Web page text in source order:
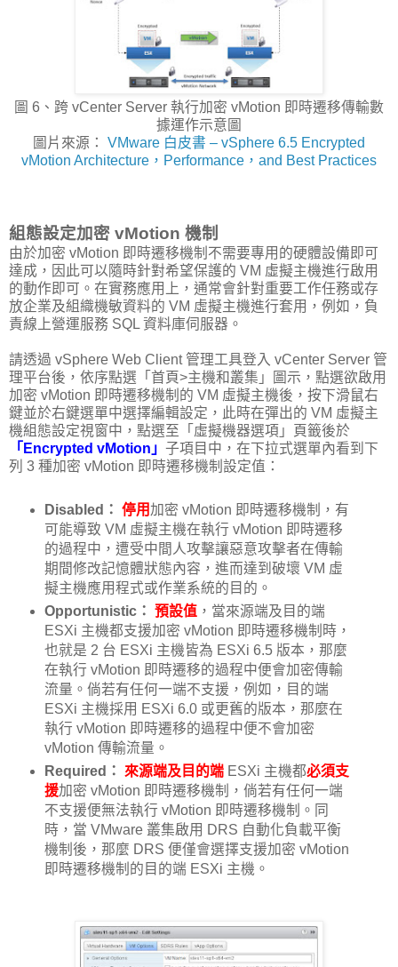
圖 6、跨 vCenter Server 執行加密 vMotion 即時遷移傳輸數
據運作示意圖
圖片來源： VMware 白皮書 – vSphere 6.5 Encrypted
vMotion Architecture，Performance，and Best Practices
組態設定加密 vMotion 機制
由於加密 vMotion 即時遷移機制不需要專用的硬體設備即可
達成，因此可以隨時針對希望保護的 VM 虛擬主機進行啟用
的動作即可。在實務應用上，通常會針對重要工作任務或存
放企業及組織機敏資料的 VM 虛擬主機進行套用，例如，負
責線上營運服務 SQL 資料庫伺服器。
請透過 vSphere Web Client 管理工具登入 vCenter Server 管
理平台後，依序點選「首頁>主機和叢集」圖示，點選欲啟用
加密 vMotion 即時遷移機制的 VM 虛擬主機後，按下滑鼠右
鍵並於右鍵選單中選擇編輯設定，此時在彈出的 VM 虛擬主
機組態設定視窗中，點選至「虛擬機器選項」頁籤後於
「Encrypted vMotion」 子項目中，在下拉式選單內看到下
列 3 種加密 vMotion 即時遷移機制設定值：
Disabled： 停用加密 vMotion 即時遷移機制，有
可能導致 VM 虛擬主機在執行 vMotion 即時遷移
的過程中，遭受中間人攻擊讓惡意攻擊者在傳輸
期間修改記憶體狀態內容，進而達到破壞 VM 虛
擬主機應用程式或作業系統的目的。
Opportunistic： 預設值，當來源端及目的端
ESXi 主機都支援加密 vMotion 即時遷移機制時，
也就是 2 台 ESXi 主機皆為 ESXi 6.5 版本，那麼
在執行 vMotion 即時遷移的過程中便會加密傳輸
流量。倘若有任何一端不支援，例如，目的端
ESXi 主機採用 ESXi 6.0 或更舊的版本，那麼在
執行 vMotion 即時遷移的過程中便不會加密
vMotion 傳輸流量。
Required：
來源端及目的端ESXi 主機都必須支
援加密 vMotion 即時遷移機制，倘若有任何一端
不支援便無法執行 vMotion 即時遷移機制。同
時，當 VMware 叢集啟用 DRS 自動化負載平衡
機制後，那麼 DRS 便僅會選擇支援加密 vMotion
即時遷移機制的目的端 ESXi 主機。